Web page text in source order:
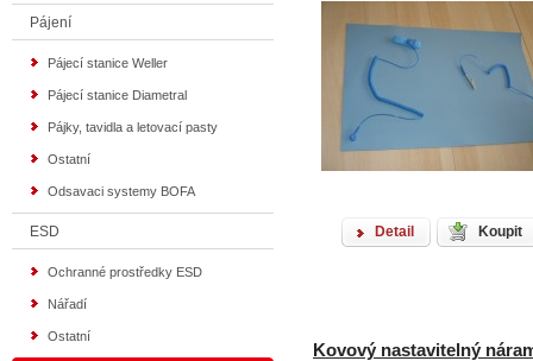
Pájení
Pájecí stanice Weller
Pájecí stanice Diametral
Pájky, tavidla a letovací pasty
Ostatní
Odsavaci systemy BOFA
ESD
Ochranné prostředky ESD
Nářadí
Ostatní
Detail Koupit
Kovový nastavitelný